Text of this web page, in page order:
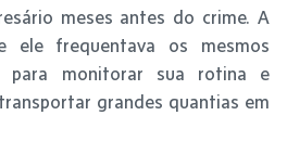
meses antes do crime. A
ele frequentava os mesmos
para monitorar sua rotina e
grandes quantias em